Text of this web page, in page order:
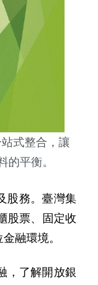
站式整合，讓
的平衡。
股務。臺灣集
股票、固定收
融環境。
，了解開放銀